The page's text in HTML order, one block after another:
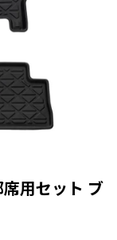
用セット ブ